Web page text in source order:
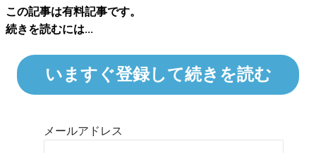
この記事は有料記事です。
続きを読むには...
いますぐ登録して続きを読む
メールアドレス